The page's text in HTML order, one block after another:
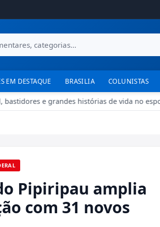
EM DESTAQUE BRASILIA COLUNISTAS
e grandes histórias de vida no esporte
Pipiripau amplia
com 31 novos